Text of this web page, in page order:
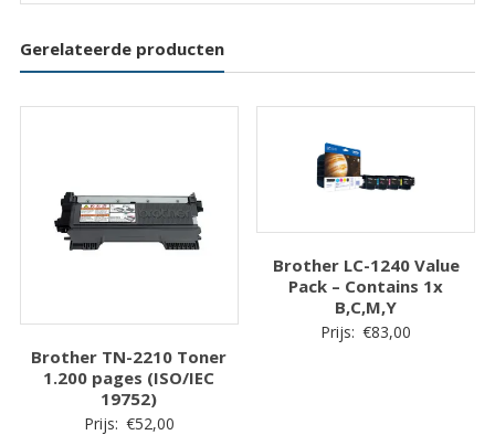
Gerelateerde producten
Brother TN-2210 Toner
1.200 pages (ISO/IEC
19752)
Prijs: €52,00
Brother LC-1240 Value
Pack – Contains 1x
B,C,M,Y
Prijs: €83,00